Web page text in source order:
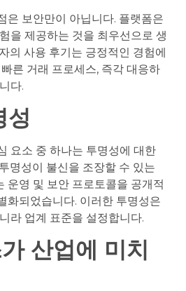
은 보안만이 아닙니다. 플랫폼은
을 제공하는 것을 최우선으로 생
의 사용 후기는 긍정적인 경험에
른 거래 프로세스, 즉각 대응하
다.
성
요소 중 하나는 투명성에 대한
명성이 불신을 조장할 수 있는
운영 및 보안 프로토콜을 공개적
화되었습니다. 이러한 투명성은
라 업계 표준을 설정합니다.
산업에 미치